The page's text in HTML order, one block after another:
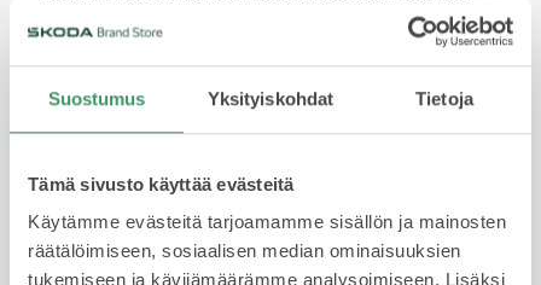
Suostumus Yksityiskohdat Tietoja
Tämä sivusto käyttää evästeitä
Käytämme evästeitä tarjoamamme sisällön ja mainosten
räätälöimiseen, sosiaalisen median ominaisuuksien
tukemiseen ja kävijämäärämme analysoimiseen. Lisäksi
maksaa autonsa suoraan toimituksen yhteydessä.
Pankkikortti ja tilisiirto toimivat hyvin maksutapana.
selkeä ja nopea vaihtoehto, kun haluat hoitaa maksun
kerralla pois.
Rahoitus